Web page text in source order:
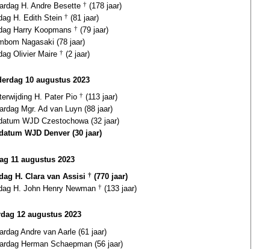
H. Andre Besette † (178 jaar)
H. Edith Stein † (81 jaar)
Harry Koopmans † (79 jaar)
Nagasaki (78 jaar)
Olivier Maire † (2 jaar)
10 augustus 2023
H. Pater Pio † (113 jaar)
Mgr. Ad van Luyn (88 jaar)
WJD Czestochowa (32 jaar)
WJD Denver (30 jaar)
11 augustus 2023
H. Clara van Assisi † (770 jaar)
H. John Henry Newman † (133 jaar)
12 augustus 2023
Andre van Aarle (61 jaar)
Herman Schaepman (56 jaar)